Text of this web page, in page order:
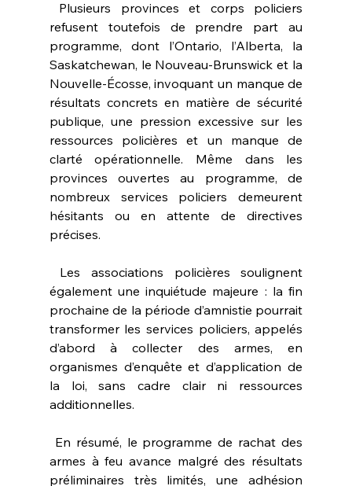
refusent toutefois de prendre part au
programme, dont l’Ontario, l’Alberta, la
Saskatchewan, le Nouveau-Brunswick et la
Nouvelle-Écosse, invoquant un manque de
résultats concrets en matière de sécurité
publique, une pression excessive sur les
ressources policières et un manque de
clarté opérationnelle. Même dans les
provinces ouvertes au programme, de
nombreux services policiers demeurent
hésitants ou en attente de directives
précises.
également une inquiétude majeure : la fin
prochaine de la période d’amnistie pourrait
transformer les services policiers, appelés
d’abord à collecter des armes, en
organismes d’enquête et d’application de
la loi, sans cadre clair ni ressources
additionnelles.
armes à feu avance malgré des résultats
préliminaires très limités, une adhésion